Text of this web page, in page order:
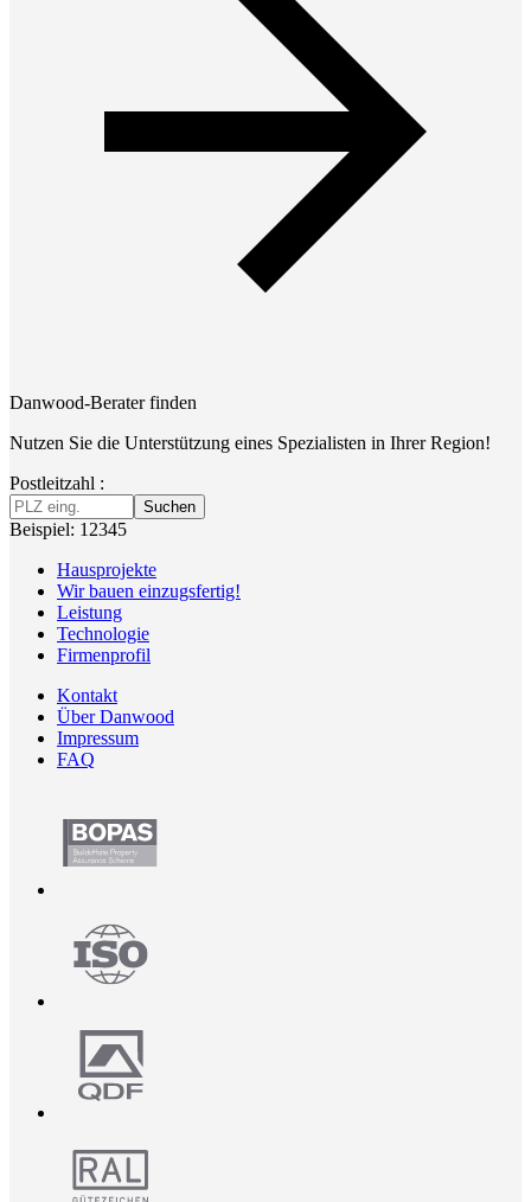
Danwood-Berater finden
Nutzen Sie die Unterstützung eines Spezialisten in Ihrer Region!
Postleitzahl :
Suchen
Beispiel: 12345
Hausprojekte
Wir bauen einzugsfertig!
Leistung
Technologie
Firmenprofil
Kontakt
Über Danwood
Impressum
FAQ